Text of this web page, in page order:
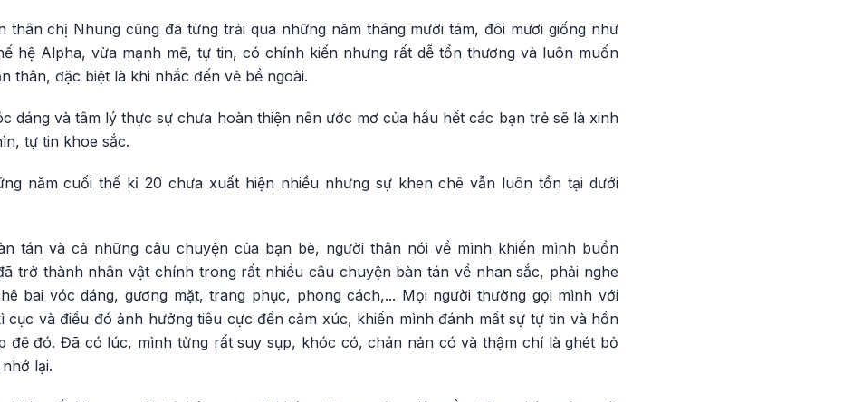
thân chị Nhung cũng đã từng trải qua những năm tháng mười tám, đôi mươi giống như
hệ Alpha, vừa mạnh mẽ, tự tin, có chính kiến nhưng rất dễ tổn thương và luôn muốn
thân, đặc biệt là khi nhắc đến vẻ bề ngoài.
dáng và tâm lý thực sự chưa hoàn thiện nên ước mơ của hầu hết các bạn trẻ sẽ là xinh
tự tin khoe sắc.
năm cuối thế kỉ 20 chưa xuất hiện nhiều nhưng sự khen chê vẫn luôn tồn tại dưới
tán và cả những câu chuyện của bạn bè, người thân nói về mình khiến mình buồn
trở thành nhân vật chính trong rất nhiều câu chuyện bàn tán về nhan sắc, phải nghe
bai vóc dáng, gương mặt, trang phục, phong cách,... Mọi người thường gọi mình với
cục và điều đó ảnh hưởng tiêu cực đến cảm xúc, khiến mình đánh mất sự tự tin và hồn
đẽ đó. Đã có lúc, mình từng rất suy sụp, khóc có, chán nản có và thậm chí là ghét bỏ
lại.